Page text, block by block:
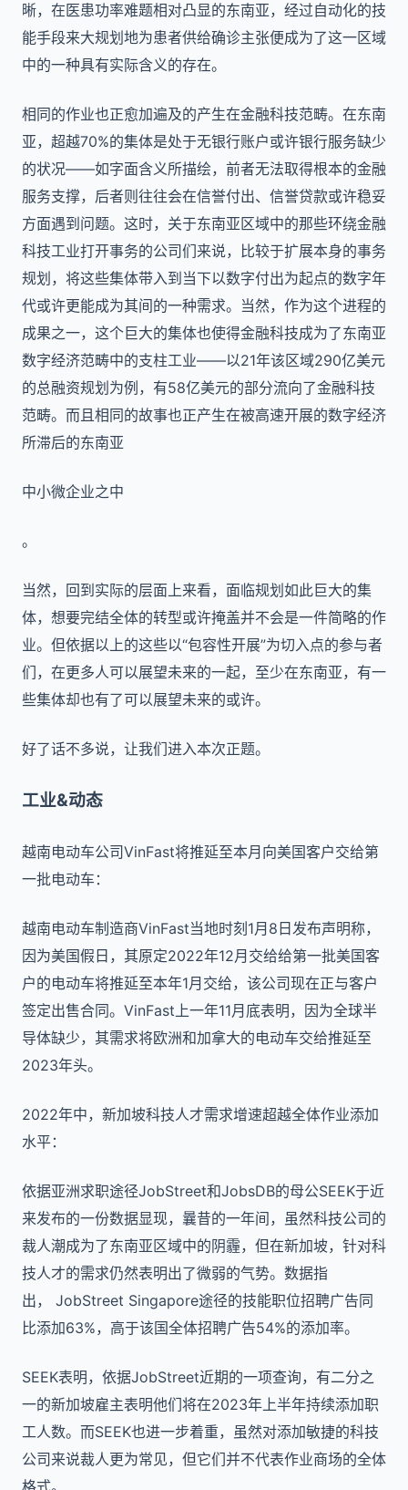
晰，在医患功率难题相对凸显的东南亚，经过自动化的技
能手段来大规划地为患者供给确诊主张便成为了这一区域
中的一种具有实际含义的存在。
相同的作业也正愈加遍及的产生在金融科技范畴。在东南
亚，超越70%的集体是处于无银行账户或许银行服务缺少
的状况——如字面含义所描绘，前者无法取得根本的金融
服务支撑，后者则往往会在信誉付出、信誉贷款或许稳妥
方面遇到问题。这时，关于东南亚区域中的那些环绕金融
科技工业打开事务的公司们来说，比较于扩展本身的事务
规划，将这些集体带入到当下以数字付出为起点的数字年
代或许更能成为其间的一种需求。当然，作为这个进程的
成果之一，这个巨大的集体也使得金融科技成为了东南亚
数字经济范畴中的支柱工业——以21年该区域290亿美元
的总融资规划为例，有58亿美元的部分流向了金融科技
范畴。而且相同的故事也正产生在被高速开展的数字经济
所滞后的东南亚
中小微企业之中
。
当然，回到实际的层面上来看，面临规划如此巨大的集
体，想要完结全体的转型或许掩盖并不会是一件简略的作
业。但依据以上的这些以“包容性开展”为切入点的参与者
们，在更多人可以展望未来的一起，至少在东南亚，有一
些集体却也有了可以展望未来的或许。
好了话不多说，让我们进入本次正题。
工业&动态
越南电动车公司VinFast将推延至本月向美国客户交给第
一批电动车：
越南电动车制造商VinFast当地时刻1月8日发布声明称，
因为美国假日，其原定2022年12月交给给第一批美国客
户的电动车将推延至本年1月交给，该公司现在正与客户
签定出售合同。VinFast上一年11月底表明，因为全球半
导体缺少，其需求将欧洲和加拿大的电动车交给推延至
2023年头。
2022年中，新加坡科技人才需求增速超越全体作业添加
水平：
依据亚洲求职途径JobStreet和JobsDB的母公SEEK于近
来发布的一份数据显现，曩昔的一年间，虽然科技公司的
裁人潮成为了东南亚区域中的阴霾，但在新加坡，针对科
技人才的需求仍然表明出了微弱的气势。数据指
出， JobStreet Singapore途径的技能职位招聘广告同
比添加63%，高于该国全体招聘广告54%的添加率。
SEEK表明，依据JobStreet近期的一项查询，有二分之
一的新加坡雇主表明他们将在2023年上半年持续添加职
工人数。而SEEK也进一步着重，虽然对添加敏捷的科技
公司来说裁人更为常见，但它们并不代表作业商场的全体
格式。